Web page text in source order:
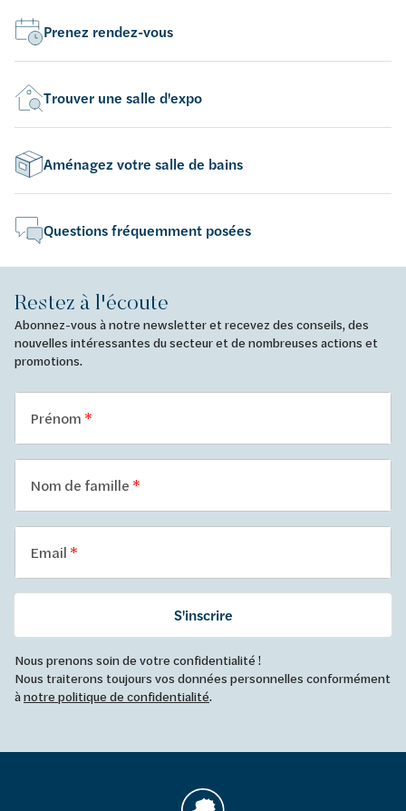
Prenez rendez-vous
Trouver une salle d'expo
Aménagez votre salle de bains
Questions fréquemment posées
Restez à l'écoute
Abonnez-vous à notre newsletter et recevez des conseils, des
nouvelles intéressantes du secteur et de nombreuses actions et
promotions.
Prénom
Nom de famille
Email
S'inscrire
Nous prenons soin de votre confidentialité !
Nous traiterons toujours vos données personnelles conformément
ànotre politique de confidentialité.